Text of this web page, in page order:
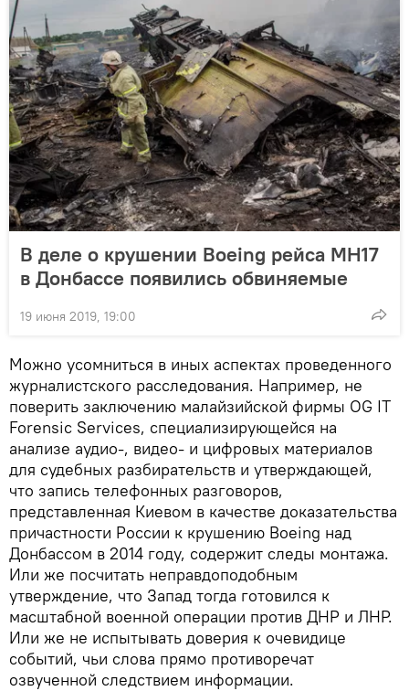
В деле о крушении Boeing рейса MH17
в Донбассе появились обвиняемые
19 июня 2019, 19:00
Можно усомниться в иных аспектах проведенного
журналистского расследования. Например, не
поверить заключению малайзийской фирмы OG IT
Forensic Services, специализирующейся на
анализе аудио-, видео- и цифровых материалов
для судебных разбирательств и утверждающей,
что запись телефонных разговоров,
представленная Киевом в качестве доказательства
причастности России к крушению Boeing над
Донбассом в 2014 году, содержит следы монтажа.
Или же посчитать неправдоподобным
утверждение, что Запад тогда готовился к
масштабной военной операции против ДНР и ЛНР.
Или же не испытывать доверия к очевидице
событий, чьи слова прямо противоречат
озвученной следствием информации.